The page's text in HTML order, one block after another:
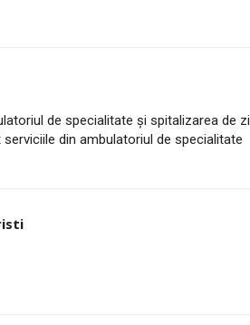
de specialitate și spitalizarea de zi
din ambulatoriul de specialitate